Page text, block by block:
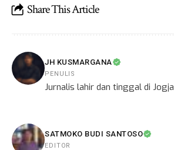
Share This Article
JH KUSMARGANA
PENULIS
Jurnalis lahir dan tinggal di Jogja
SATMOKO BUDI SANTOSO
EDITOR